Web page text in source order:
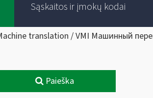
Sąskaitos ir įmokų kodai
translation / VMI Машинный
Paieška